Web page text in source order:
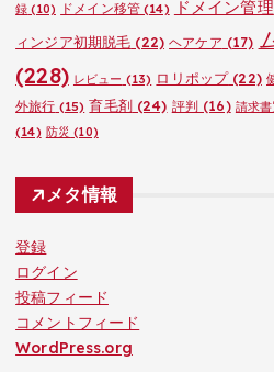
録 (10) ドメイン移管(14) ドメイン管理
ィンジア初期脱毛 (22) ヘアケア (17)
(228) レビュー (13) ロリポップ(22)
外旅行 (15) 育毛剤(24) 評判 (16) 請求書
(14) 防災 (10)
メタ情報
登録
ログイン
投稿フィード
コメントフィード
WordPress.org